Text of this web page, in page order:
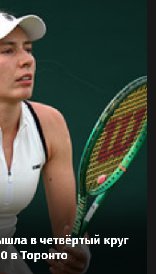
в
"Локомотив", "Родина",
ЦСКА и "Коринтианс
Паулиста" разыграют
UTLC CUP — 2026
тенниса